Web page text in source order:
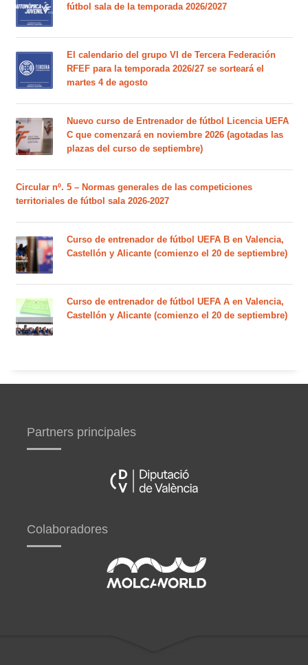
fútbol sala de la temporada 2026/2027
El calendario del grupo VI de Tercera Federación
RFEF para la temporada 2026/27 se sorteará el
martes 4 de agosto
Nuevo curso de Entrenador de fútbol Licencia UEFA
C que comenzará en noviembre 2026 (agotadas las
plazas del curso de septiembre)
Circular nº. 5 – Normas generales de las competiciones
territoriales de fútbol sala 2026-2027
Curso de entrenador de fútbol UEFA B en Valencia,
Castellón y Alicante (comienzo el 20 de septiembre)
Curso de entrenador de fútbol UEFA A en Valencia,
Castellón y Alicante (comienzo el 20 de septiembre)
Partners principales
Colaboradores